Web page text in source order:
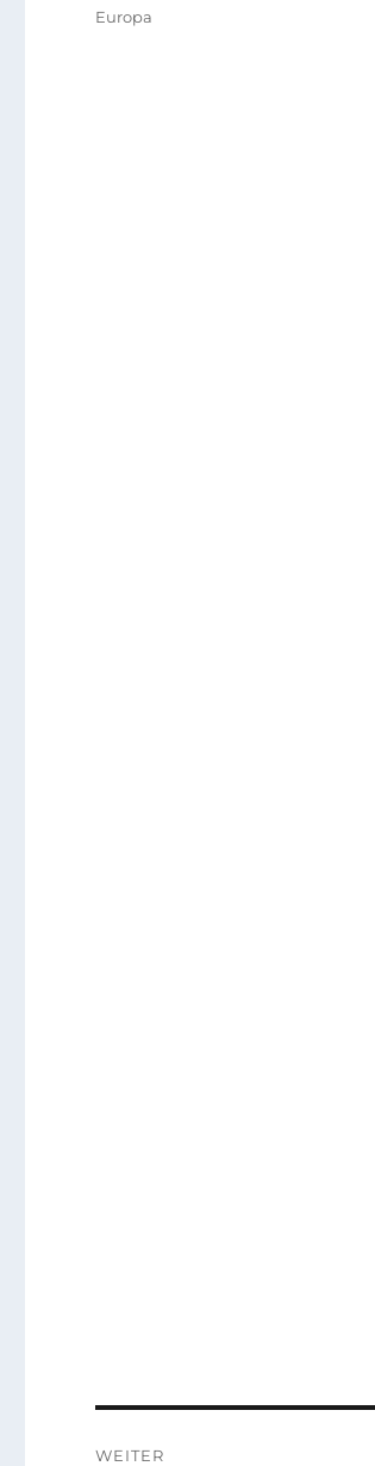
Kategorien
Europa
WEITER